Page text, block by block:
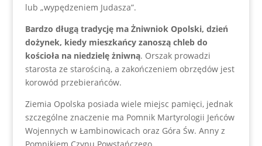
lub „wypędzeniem Judasza”.
Bardzo długą tradycję ma Żniwniok Opolski, dzień
dożynek, kiedy mieszkańcy zanoszą chleb do
kościoła na niedzielę żniwną. Orszak prowadzi
starosta ze starościną, a zakończeniem obrzędów jest
korowód przebierańców.
Ziemia Opolska posiada wiele miejsc pamięci, jednak
szczególne znaczenie ma Pomnik Martyrologii Jeńców
Wojennych w Łambinowicach oraz Góra Św. Anny z